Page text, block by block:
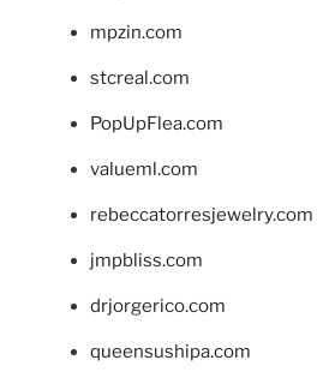
mpzin.com
stcreal.com
PopUpFlea.com
valueml.com
rebeccatorresjewelry.com
jmpbliss.com
drjorgerico.com
queensushipa.com